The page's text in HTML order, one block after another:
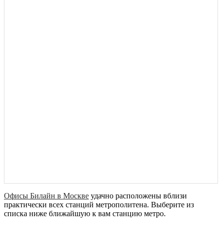
Офисы Билайн в Москве удачно расположены вблизи
практически всех станций метрополитена. Выберите из
списка ниже ближайшую к вам станцию метро.